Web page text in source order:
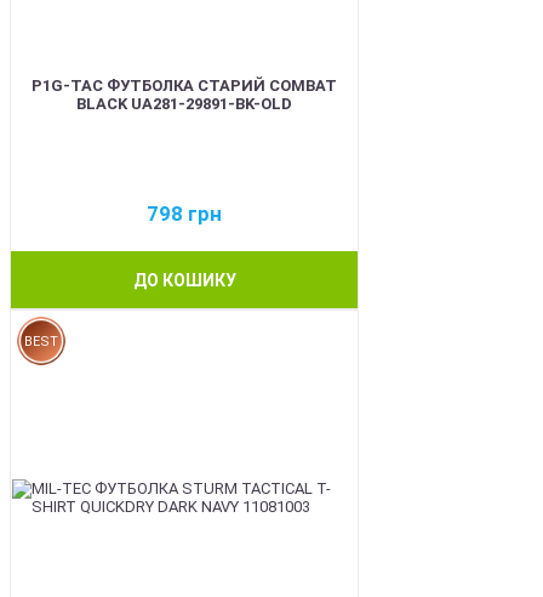
P1G-TAC ФУТБОЛКА СТАРИЙ COMBAT
BLACK UA281-29891-BK-OLD
798 грн
ДО КОШИКУ
BEST